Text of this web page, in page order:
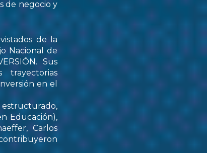
de negocio y
de la
Nacional de
Sus
trayectorias
en el
estructurado,
Educación),
Carlos